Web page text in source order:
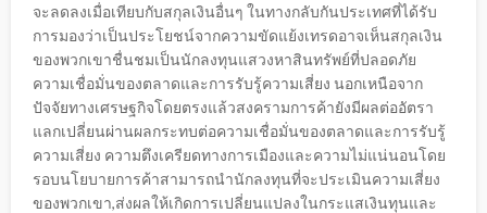
จะลดลงเมื่อเทียบกับสกุลเงินอื่นๆ ในทางกลับกันประเทศที่ได้รับ
การมองว่าเป็นประโยชน์จากความขัดแย้งเทรดอาจเห็นสกุลเงิน
ของพวกเขาชื่นชมเป็นนักลงทุนแสวงหาสินทรัพย์ที่ปลอดภัย
ความเชื่อมั่นของตลาดและการรับรู้ความเสี่ยง นอกเหนือจาก
ปัจจัยทางเศรษฐกิจโดยตรงแล้วสงครามการค้ายังมีผลต่ออัตรา
แลกเปลี่ยนผ่านผลกระทบต่อความเชื่อมั่นของตลาดและการรับรู้
ความเสี่ยง ความตึงเครียดทางการเมืองและความไม่แน่นอนโดย
รอบนโยบายการค้าสามารถนำนักลงทุนที่จะประเมินความเสี่ยง
ของพวกเขา,ส่งผลให้เกิดการเปลี่ยนแปลงในกระแสเงินทุนและ